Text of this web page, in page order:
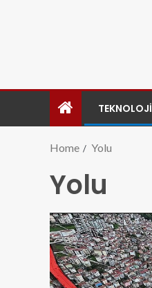
TEKNOLOJI
Home Yolu
Yolu